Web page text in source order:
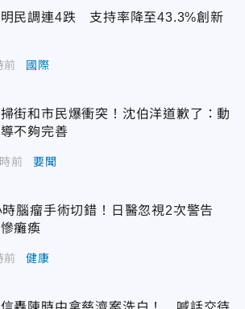
民調連4跌 支持率降至43.3%創新
前 國際
街和市民爆衝突！沈伯洋道歉了：動
不夠完善
前 要聞
時腦瘤手術切錯！日醫忽視2次警告
癱瘓
前 健康